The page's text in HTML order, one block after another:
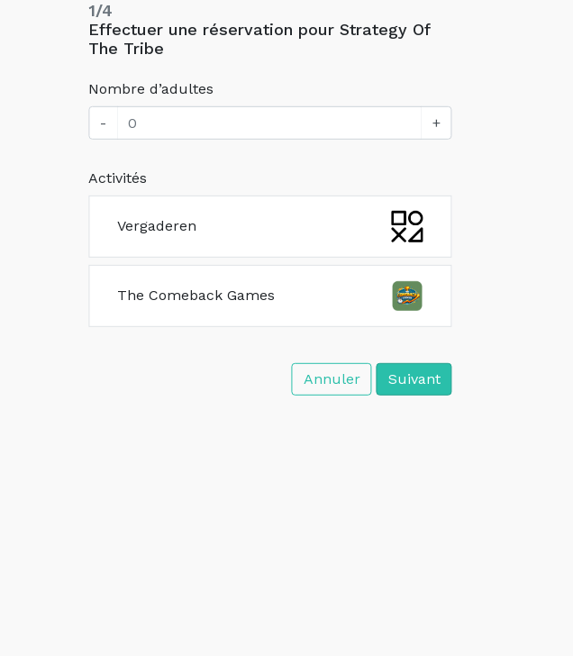
1/4
Effectuer une réservation pour Strategy Of
The Tribe
Nombre d’adultes
-
+
Activités
Vergaderen
The Comeback Games
Annuler Suivant